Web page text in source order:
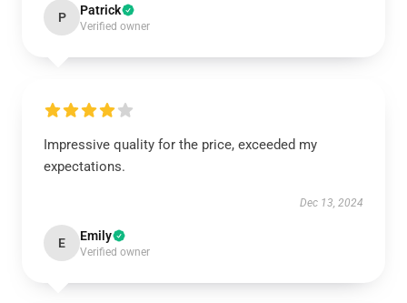
P Patrick
Verified owner
Impressive quality for the price, exceeded my
expectations.
Dec 13, 2024
E Emily
Verified owner